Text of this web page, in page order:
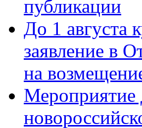
публикации
До 1 августа
заявление в
на
Мероприятие